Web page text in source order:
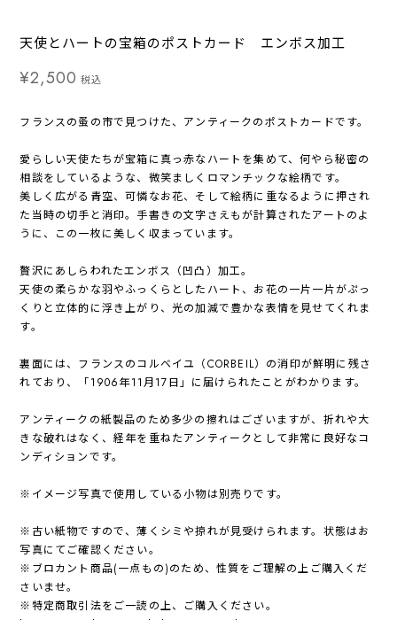
天使とハートの宝箱のポストカード エンボス加工
¥2,500 税込
フランスの蚤の市で見つけた、アンティークのポストカードです。
愛らしい天使たちが宝箱に真っ赤なハートを集めて、何やら秘密の
相談をしているような、微笑ましくロマンチックな絵柄です。
美しく広がる青空、可憐なお花、そして絵柄に重なるように押され
た当時の切手と消印。手書きの文字さえもが計算されたアートのよ
うに、この一枚に美しく収まっています。
贅沢にあしらわれたエンボス（凹凸）加工。
天使の柔らかな羽やふっくらとしたハート、お花の一片一片がぷっ
くりと立体的に浮き上がり、光の加減で豊かな表情を見せてくれま
す。
裏面には、フランスのコルベイユ（CORBEIL）の消印が鮮明に残さ
れており、「1906年11月17日」に届けられたことがわかります。
アンティークの紙製品のため多少の擦れはございますが、折れや大
きな破れはなく、経年を重ねたアンティークとして非常に良好なコ
ンディションです。
※イメージ写真で使用している小物は別売りです。
※古い紙物ですので、薄くシミや掠れが見受けられます。状態はお
写真にてご確認ください。
※ブロカント商品(一点もの)のため、性質をご理解の上ご購入くだ
さいませ。
※特定商取引法をご一読の上、ご購入ください。